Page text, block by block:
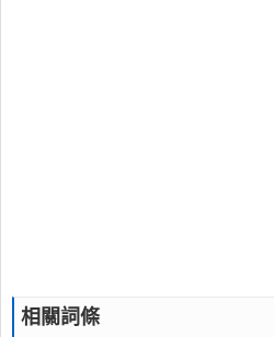
相關詞條